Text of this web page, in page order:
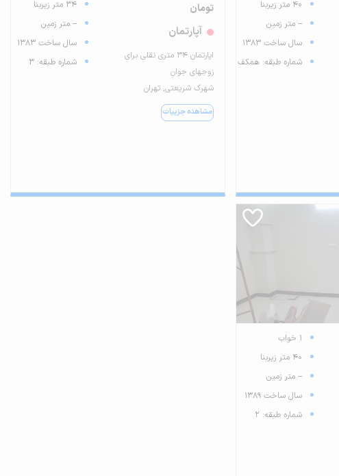
40 متر زیربنا
-- متر زمین
سال ساخت 1383
شماره طبقه: همکف
تومان
آپارتمان
اپارتمان ۳۴ متری نقلی برای
زوجهای جوان
شهرک شریعتی, تهران
مشاهده جزییات
34 متر زیربنا
-- متر زمین
سال ساخت 1383
شماره طبقه: 3
1 خواب
40 متر زیربنا
-- متر زمین
سال ساخت 1389
شماره طبقه: 2